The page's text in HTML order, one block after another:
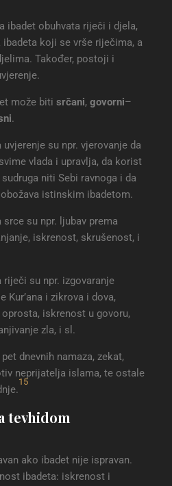
ibadet obuhvata riječi i djela,
koji se vrše riječima, a
Također, postoji i
može biti srčani, govorni–
.
su npr. vjerovanje da
vlada i upravlja, da korist
niti Sebi ravnoga i da
istinskim ibadetom.
su npr. ljubav prema
iskrenost, skrušenost, i
su npr. izgovaranje
Kur’ana i zikrova i dova,
iskrenost u govoru,
zla, i sl.
dnevnih namaza, zekat,
neprijatelja islama, te ostale
15
tevhidom
ako ibadet nije ispravan.
ibadeta: iskrenost i